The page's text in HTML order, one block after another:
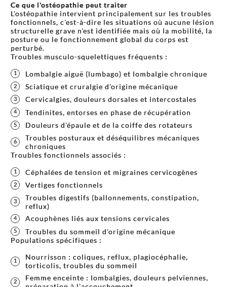
Ce que l'ostéopathie peut traiter
L'ostéopathie intervient principalement sur les troubles
fonctionnels, c'est-à-dire les situations où aucune lésion
structurelle grave n'est identifiée mais où la mobilité, la
posture ou le fonctionnement global du corps est
perturbé.
Troubles musculo-squelettiques fréquents :
Lombalgie aiguë (lumbago) et lombalgie chronique
Sciatique et cruralgie d'origine mécanique
Cervicalgies, douleurs dorsales et intercostales
Tendinites, entorses en phase de récupération
Douleurs d'épaule et de la coiffe des rotateurs
Troubles posturaux et déséquilibres mécaniques
chroniques
Troubles fonctionnels associés :
Céphalées de tension et migraines cervicogènes
Vertiges fonctionnels
Troubles digestifs (ballonnements, constipation,
reflux)
Acouphènes liés aux tensions cervicales
Troubles du sommeil d'origine mécanique
Populations spécifiques :
Nourrisson : coliques, reflux, plagiocéphalie,
torticolis, troubles du sommeil
Femme enceinte : lombalgies, douleurs pelviennes,